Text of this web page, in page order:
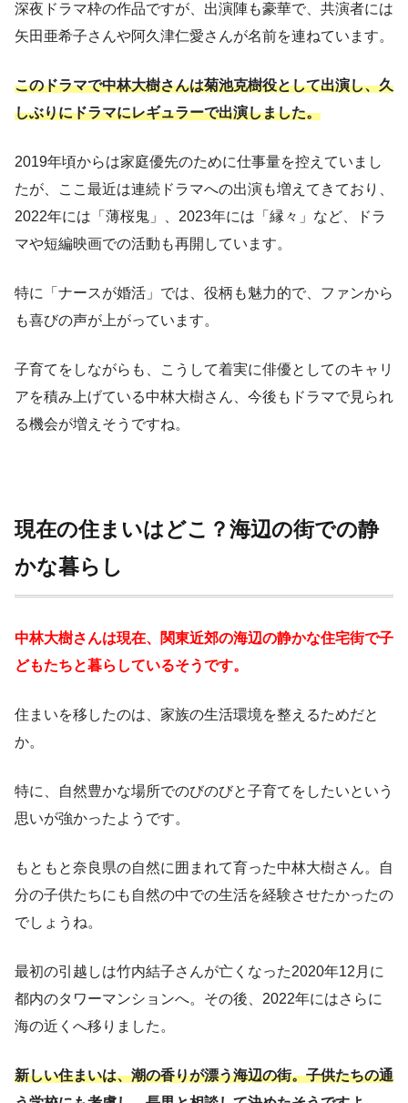
深夜ドラマ枠の作品ですが、出演陣も豪華で、共演者には
矢田亜希子さんや阿久津仁愛さんが名前を連ねています。
このドラマで中林大樹さんは菊池克樹役として出演し、久
しぶりにドラマにレギュラーで出演しました。
2019年頃からは家庭優先のために仕事量を控えていまし
たが、ここ最近は連続ドラマへの出演も増えてきており、
2022年には「薄桜鬼」、2023年には「縁々」など、ドラ
マや短編映画での活動も再開しています。
特に「ナースが婚活」では、役柄も魅力的で、ファンから
も喜びの声が上がっています。
子育てをしながらも、こうして着実に俳優としてのキャリ
アを積み上げている中林大樹さん、今後もドラマで見られ
る機会が増えそうですね。
現在の住まいはどこ？海辺の街での静
かな暮らし
中林大樹さんは現在、関東近郊の海辺の静かな住宅街で子
どもたちと暮らしているそうです。
住まいを移したのは、家族の生活環境を整えるためだと
か。
特に、自然豊かな場所でのびのびと子育てをしたいという
思いが強かったようです。
もともと奈良県の自然に囲まれて育った中林大樹さん。自
分の子供たちにも自然の中での生活を経験させたかったの
でしょうね。
最初の引越しは竹内結子さんが亡くなった2020年12月に
都内のタワーマンションへ。その後、2022年にはさらに
海の近くへ移りました。
新しい住まいは、潮の香りが漂う海辺の街。子供たちの通